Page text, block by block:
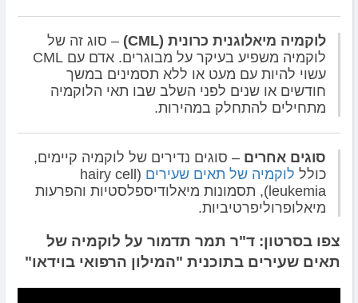
לוקמיה מיאלוגנית כרונית (CML)
– סוג זה של
לוקמיה משפיע בעיקר על מבוגרים. אדם עם CML
עשוי להיות עם מעט או ללא תסמינים במשך
חודשים או שנים לפני השלב שבו תאי הלוקמיה
מתחילים להתחלק במהירות.
סוגים אחרים – סוגים נדירים של לוקמיה קיימים,
כולל לוקמיה של תאים שעירים
(hairy cell
leukemia), תסמונות מיאלודיספלסטיות והפרעות
מיאלופרוליפרטיביות.
צפו בסרטון: ד"ר תמר תדמור על לוקמיה של
תאים שעירים בתוכנית "המילון הרפואי בוידאו"